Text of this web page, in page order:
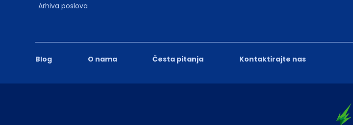
Blog O nama Česta pitanja Kontaktirajte nas
Arhiva poslova